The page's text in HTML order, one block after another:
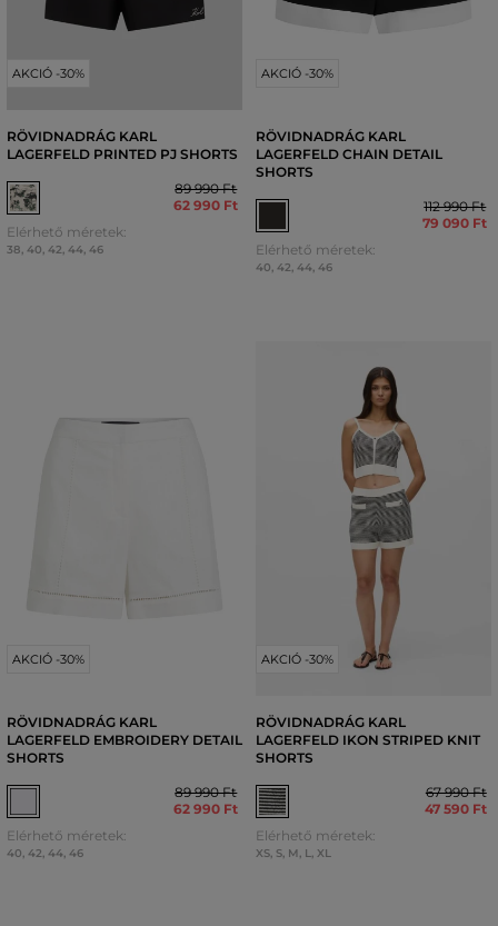
AKCIÓ -30%
RÖVIDNADRÁG KARL
LAGERFELD PRINTED PJ SHORTS
89 990 Ft
62 990 Ft
Elérhető méretek:
38, 40, 42, 44, 46
AKCIÓ -30%
RÖVIDNADRÁG KARL
LAGERFELD CHAIN DETAIL
SHORTS
112 990 Ft
79 090 Ft
Elérhető méretek:
40, 42, 44, 46
AKCIÓ -30%
RÖVIDNADRÁG KARL
LAGERFELD EMBROIDERY DETAIL
SHORTS
89 990 Ft
62 990 Ft
Elérhető méretek:
40, 42, 44, 46
AKCIÓ -30%
RÖVIDNADRÁG KARL
LAGERFELD IKON STRIPED KNIT
SHORTS
67 990 Ft
47 590 Ft
Elérhető méretek:
XS, S, M, L, XL